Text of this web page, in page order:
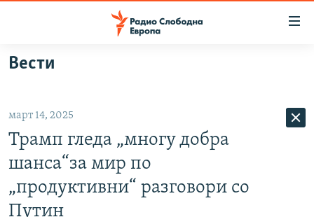
Оди
на
главната
навигација
на
пребарување
ВИЗУЕЛНО
ВЕСТИ
ШТО ТРЕБА ДА ЗНАЕТЕ
ПРИЈАВИ СЕ ЗА ЊУЗЛЕТЕР
Вести
март 14, 2025
Трамп гледа „многу добра
шанса“за мир по
„продуктивни“ разговори со
Путин